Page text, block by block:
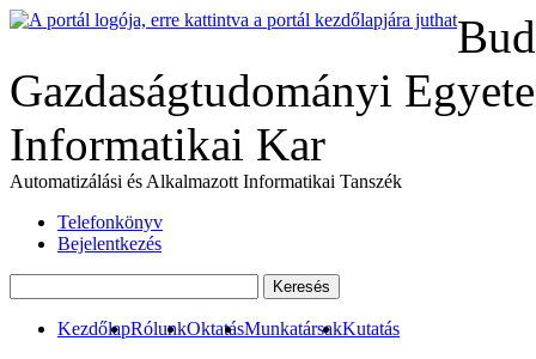
Gazdaságtudományi
Informatikai Kar
Automatizálási és Alkalmazott Informatikai Tanszék
Telefonkönyv
Bejelentkezés
KezdőlapRólunkOktatásMunkatársakKutatás